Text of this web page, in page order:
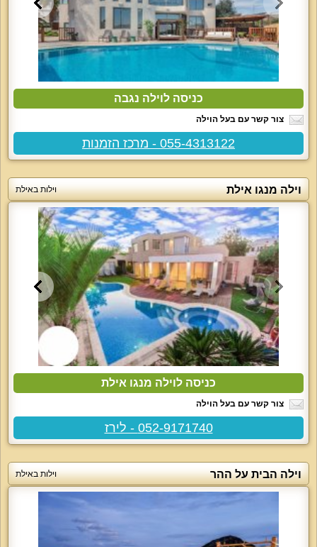
כניסה לוילה נגבה
צור קשר עם בעל הוילה
055-4313122 - מרכז הזמנות
וילה מנגו אילת וילות באילת
כניסה לוילה מנגו אילת
צור קשר עם בעל הוילה
052-9171740 - לירז
וילה הבית על ההר וילות באילת